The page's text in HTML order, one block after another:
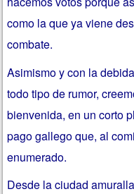
como la que ya viene
combate.
Asimismo y con la
todo tipo de rumor,
bienvenida, en un corto
pago gallego que, al
enumerado.
Desde la ciudad